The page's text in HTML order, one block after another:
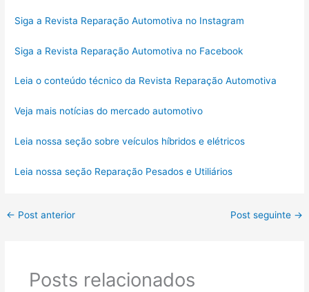
Siga a Revista Reparação Automotiva no Instagram
Siga a Revista Reparação Automotiva no Facebook
Leia o conteúdo técnico da Revista Reparação Automotiva
Veja mais notícias do mercado automotivo
Leia nossa seção sobre veículos híbridos e elétricos
Leia nossa seção Reparação Pesados e Utiliários
← Post anterior Post seguinte →
Posts relacionados